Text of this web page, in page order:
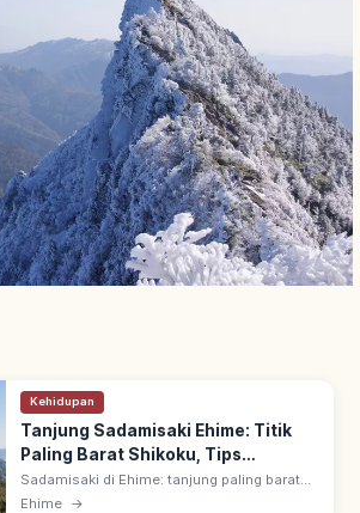
Kehidupan
Tanjung Sadamisaki Ehime: Titik
Paling Barat Shikoku, Tips
Berkunjung
Sadamisaki di Ehime: tanjung paling barat
Shikoku di Semenanjung Sadamisaki 40-50
Ehime →